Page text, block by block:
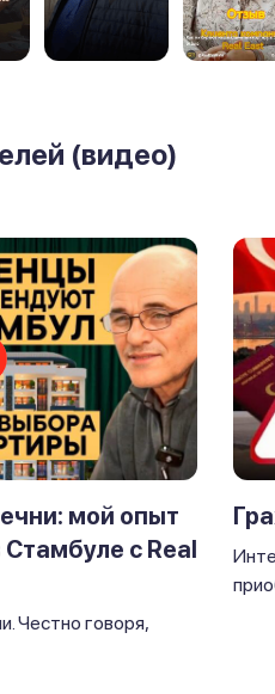
(видео)
мой опыт
с Real
Честно говоря,